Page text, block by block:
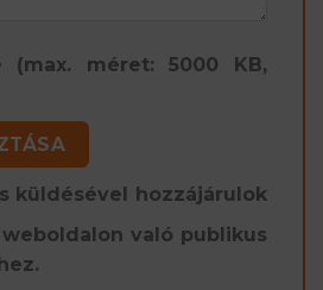
(max. méret: 5000 KB,
küldésével hozzájárulok
való publikus